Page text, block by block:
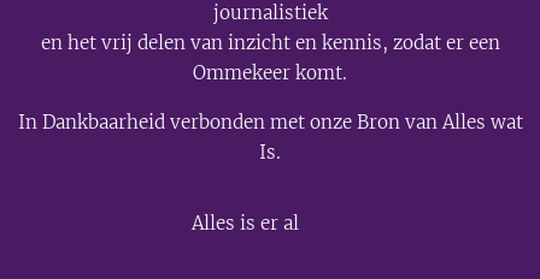
journalistiek
en het vrij delen van inzicht en kennis, zodat er een
Ommekeer komt.
In Dankbaarheid verbonden met onze Bron van Alles wat
Is.
Alles is er al